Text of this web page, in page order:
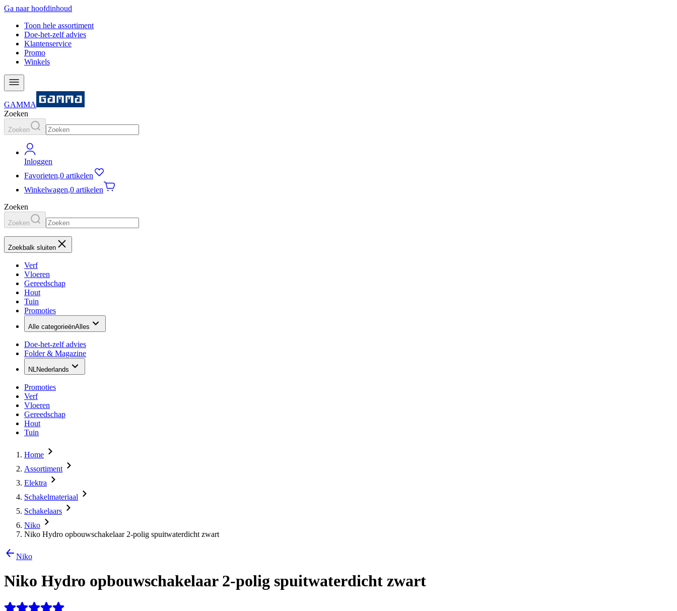
Ga naar hoofdinhoud
Toon hele assortiment
Doe-het-zelf advies
Klantenservice
Promo
Winkels
GAMMA
Zoeken
Zoeken
Inloggen
Favorieten,0 artikelen
Winkelwagen,0 artikelen
Zoeken
Zoeken
Zoekbalk sluiten
Verf
Vloeren
Gereedschap
Hout
Tuin
Promoties
Alle categorieënAlles
Doe-het-zelf advies
Folder & Magazine
NLNederlands
Promoties
Verf
Vloeren
Gereedschap
Hout
Tuin
Home
Assortiment
Elektra
Schakelmateriaal
Schakelaars
Niko
Niko Hydro opbouwschakelaar 2-polig spuitwaterdicht zwart
Niko
Niko Hydro opbouwschakelaar 2-polig spuitwaterdicht zwart